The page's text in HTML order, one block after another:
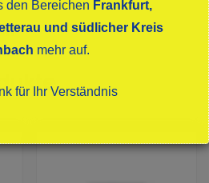
den Bereichen Frankfurt,
und südlicher Kreis
mehr auf.
für Ihr Verständnis
sich in15Sekunden